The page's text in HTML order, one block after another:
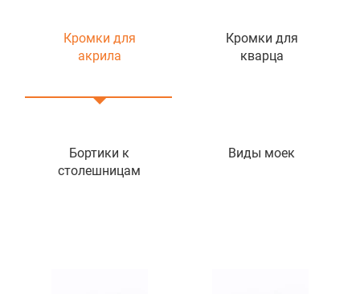
Кромки для
акрила
Кромки для
кварца
Бортики к
столешницам
Виды моек